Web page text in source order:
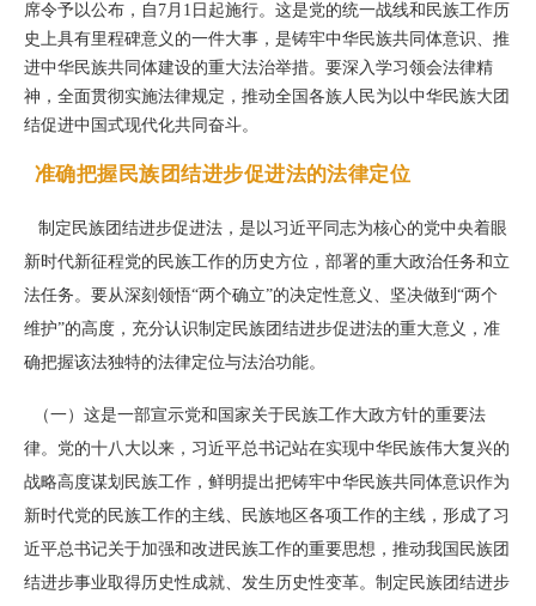
席令予以公布，自7月1日起施行。这是党的统一战线和民族工作历
史上具有里程碑意义的一件大事，是铸牢中华民族共同体意识、推
进中华民族共同体建设的重大法治举措。要深入学习领会法律精
神，全面贯彻实施法律规定，推动全国各族人民为以中华民族大团
结促进中国式现代化共同奋斗。
准确把握民族团结进步促进法的法律定位
制定民族团结进步促进法，是以习近平同志为核心的党中央着眼
新时代新征程党的民族工作的历史方位，部署的重大政治任务和立
法任务。要从深刻领悟“两个确立”的决定性意义、坚决做到“两个
维护”的高度，充分认识制定民族团结进步促进法的重大意义，准
确把握该法独特的法律定位与法治功能。
（一）这是一部宣示党和国家关于民族工作大政方针的重要法
律。党的十八大以来，习近平总书记站在实现中华民族伟大复兴的
战略高度谋划民族工作，鲜明提出把铸牢中华民族共同体意识作为
新时代党的民族工作的主线、民族地区各项工作的主线，形成了习
近平总书记关于加强和改进民族工作的重要思想，推动我国民族团
结进步事业取得历史性成就、发生历史性变革。制定民族团结进步